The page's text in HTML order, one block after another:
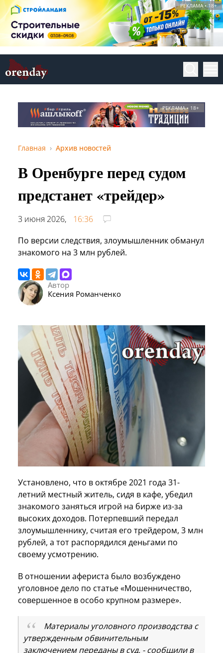
РЕКЛАМА • 18+
РЕКЛАМА • 18+
Главная Архив новостей
В Оренбурге перед судом
предстанет «трейдер»
3 июня 2026,
16:36
По версии следствия, злоумышленник обманул
знакомого на 3 млн рублей.
Автор
Ксения Романченко
Установлено, что в октябре 2021 года 31-
летний местный житель, сидя в кафе, убедил
знакомого заняться игрой на бирже из-за
высоких доходов. Потерпевший передал
злоумышленнику, считая его трейдером, 3 млн
рублей, а тот распорядился деньгами по
своему усмотрению.
В отношении афериста было возбуждено
уголовное дело по статье «Мошенничество,
совершенное в особо крупном размере».
Материалы уголовного производства с
утвержденным обвинительным
заключением переданы в суд, - сообщили в